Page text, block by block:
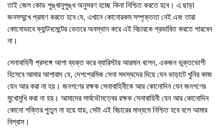
তাই জেল কোড পুঙ্খানুপুঙ্খ অনুসরণ হচ্ছে কিনা নিশ্চিত করতে হবে। এ ছাড়া
জনসম্মুখে প্রমাণ করতে হবে যে, এখানে কোনোরকম সম্পৃক্ততা নেই এবং তারা
কোনোভাবে ক্যান্টনমেন্টের ভেতরে অবস্থান করে এই বিচারকে প্রভাবিত করতে পারবেন
না।
সেনাবাহিনী প্রসঙ্গে আশা ব্যক্ত করে ব্যারিস্টার আরমান বলেন, একজন ভুক্তভোগী
হিসেবে আমার আশাবাদ যে, দেশপ্রেমিক সেনা সদস্যদের দিয়ে যেন ভাড়াটে খুনির কাজ
যেন আর করা না হয়। জনগণের রক্ষক সেনাবাহিনীকে আর কোনোদিন যেন জনগণের
মুখোমুখি করা না হয়। আমাদের সার্বভৌমত্বের রক্ষক সেনাবাহিনী যেন আর কোনোদিন
কোনো শক্তির পুতুল না হয়ে যায়, সেটা এই বিচারের মাধ্যমে নিশ্চিত হবে বলে আমার
বিশ্বাস।